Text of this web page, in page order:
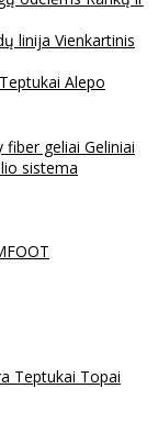
linija Vienkartinis
Teptukai Alepo
fiber geliai Geliniai
sistema
Teptukai Topai